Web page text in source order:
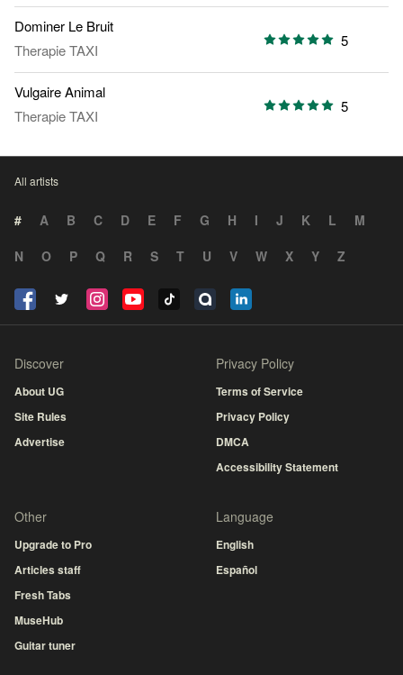
Dominer Le Bruit
Therapie TAXI
5
Vulgaire Animal
Therapie TAXI
5
All artists
# A B C D E F G H I J K L
M
N
O P Q R S T U V W X Y Z
Discover
About UG
Site Rules
Advertise
Privacy Policy
Terms of Service
Privacy Policy
DMCA
Accessibility Statement
Other
Upgrade to Pro
Articles staff
Fresh Tabs
MuseHub
Guitar tuner
Language
English
Español